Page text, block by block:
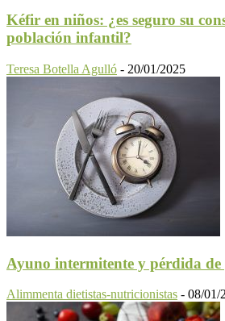
Kéfir en niños: ¿es seguro su
población infantil?
Teresa Botella Agulló - 20/01/2025
Ayuno intermitente y pérdida de
Alimmenta dietistas-nutricionistas - 08/01/